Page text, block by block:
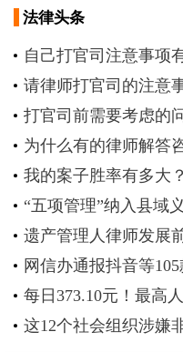
法律头条
自己打官司注意事项
请律师打官司的注意
打官司前需要考虑的
为什么有的律师解答
我的案子胜率有多大
“五项管理”纳入县域
遗产管理人律师发展
网信办通报抖音等
每日373.10元！最高
这12个社会组织涉嫌